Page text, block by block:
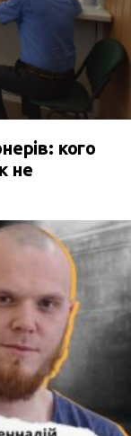
кого
не